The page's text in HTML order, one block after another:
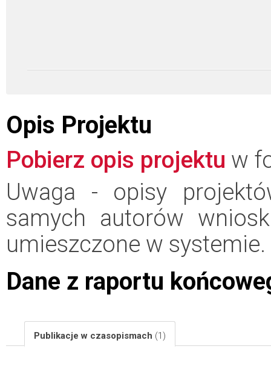
Opis Projektu
Pobierz opis projektu w
Uwaga - opisy
samych autorów
umieszczone w systemie.
Dane z raportu
Publikacje w czasopismach (1)